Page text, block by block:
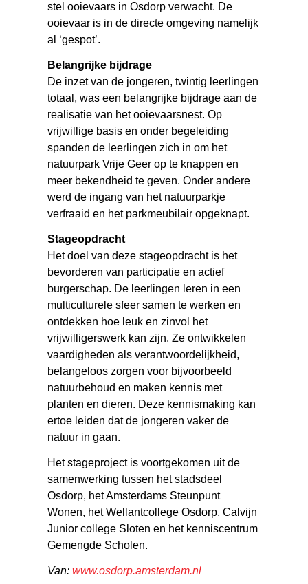
stel ooievaars in Osdorp verwacht. De
ooievaar is in de directe omgeving namelijk
al ‘gespot’.
Belangrijke bijdrage
De inzet van de jongeren, twintig leerlingen
totaal, was een belangrijke bijdrage aan de
realisatie van het ooievaarsnest. Op
vrijwillige basis en onder begeleiding
spanden de leerlingen zich in om het
natuurpark Vrije Geer op te knappen en
meer bekendheid te geven. Onder andere
werd de ingang van het natuurparkje
verfraaid en het parkmeubilair opgeknapt.
Stageopdracht
Het doel van deze stageopdracht is het
bevorderen van participatie en actief
burgerschap. De leerlingen leren in een
multiculturele sfeer samen te werken en
ontdekken hoe leuk en zinvol het
vrijwilligerswerk kan zijn. Ze ontwikkelen
vaardigheden als verantwoordelijkheid,
belangeloos zorgen voor bijvoorbeeld
natuurbehoud en maken kennis met
planten en dieren. Deze kennismaking kan
ertoe leiden dat de jongeren vaker de
natuur in gaan.
Het stageproject is voortgekomen uit de
samenwerking tussen het stadsdeel
Osdorp, het Amsterdams Steunpunt
Wonen, het Wellantcollege Osdorp, Calvijn
Junior college Sloten en het kenniscentrum
Gemengde Scholen.
Van:www.osdorp.amsterdam.nl